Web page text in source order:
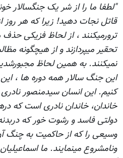
"لطفا ما را از شر یک جنگسالار
قاتل نجات دهید! زیرا که هر روز
ترورمیکنند ، از لحاظ فزيكى
تحقیر میپردازند و از هیچگونه
نمیکنند. به همین لحاظ
اين جنگ سالار همه دوره ها ،
کنیم. این انسان سیدمنصور
خاندان، خاندان نادری است که
دولتی فاسد و رشوت خور که
وسيعی را كه از حاكميت به چنگ
ونامشروع مینمايند. ما